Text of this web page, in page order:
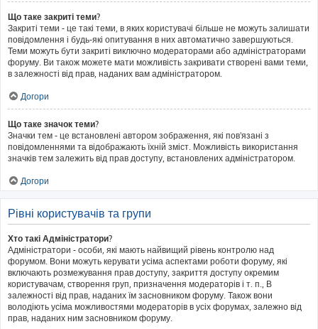
Що таке закриті теми?
Закриті теми - це такі теми, в яких користувачі більше не можуть залишати
повідомлення і будь-які опитування в них автоматично завершуються.
Теми можуть бути закриті виключно модераторами або адміністраторами
форуму. Ви також можете мати можливість закривати створені вами теми,
в залежності від прав, наданих вам адміністратором.
Догори
Що таке значок теми?
Значки тем - це встановлені автором зображення, які пов'язані з
повідомленнями та відображають їхній зміст. Можливість використання
значків тем залежить від прав доступу, встановлених адміністратором.
Догори
Рівні користувачів та групи
Хто такі Адміністратори?
Адміністратори - особи, які мають найвищий рівень контролю над
форумом. Вони можуть керувати усіма аспектами роботи форуму, які
включають розмежування прав доступу, закриття доступу окремим
користувачам, створення груп, призначення модераторів і т. п., В
залежності від прав, наданих їм засновником форуму. Також вони
володіють усіма можливостями модераторів в усіх форумах, залежно від
прав, наданих ним засновником форуму.